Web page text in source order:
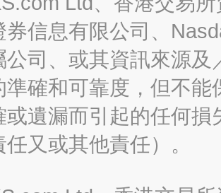
券信息有限公司、
公司、或其資訊來源
準確和可靠度，但不
或遺漏而引起的任何
又或其他責任）。